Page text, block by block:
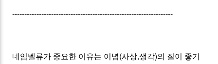
------------------------------------------------------------------
네임벨류가 중요한 이유는 이념(사상,생각)의 질이 좋기